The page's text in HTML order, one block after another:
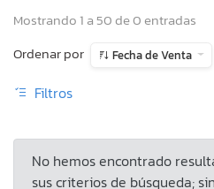
Mostrando 1 a 50 de 0 entradas
Ordenar por
Fecha de Venta
Filtros
No hemos encontrado
sus criterios de búsqueda;